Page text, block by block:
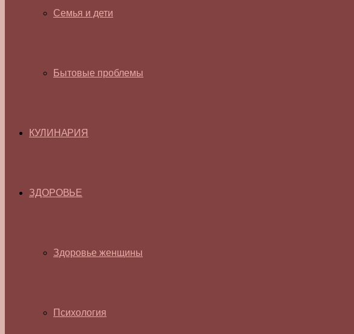
Семья и дети
Бытовые проблемы
КУЛИНАРИЯ
ЗДОРОВЬЕ
Здоровье женщины
Психология